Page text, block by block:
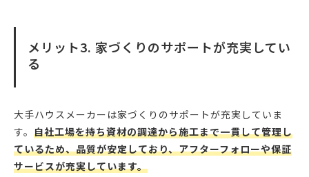
メリット3. 家づくりのサポートが充実してい
る
大手ハウスメーカーは家づくりのサポートが充実していま
す。 自社工場を持ち資材の調達から施工まで一貫して管理し
ているため、品質が安定しており、アフターフォローや保証
サービスが充実しています。